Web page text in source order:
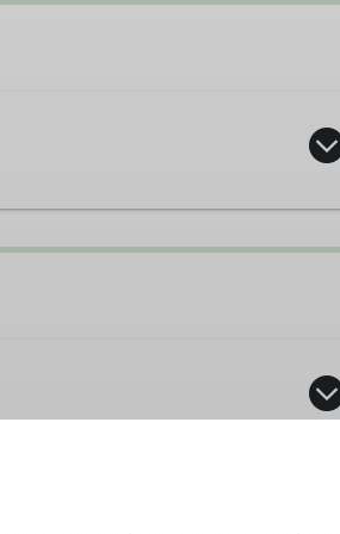
sie oder er möchte, kann und